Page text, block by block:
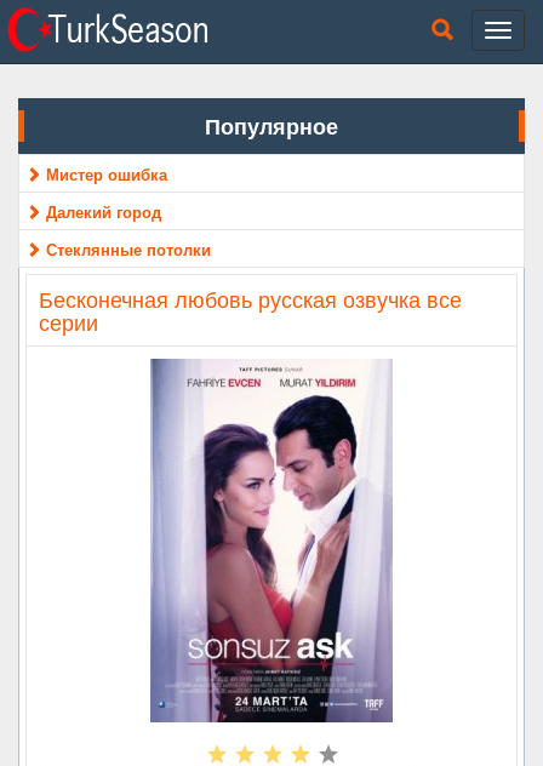
Популярное
Мистер ошибка
Далекий город
Стеклянные потолки
Бесконечная любовь русская озвучка все
серии